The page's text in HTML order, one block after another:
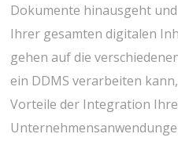
Dokumente hinausgeht
Ihrer gesamten digitalen
gehen auf die
ein DDMS verarbeiten
Vorteile der Integration